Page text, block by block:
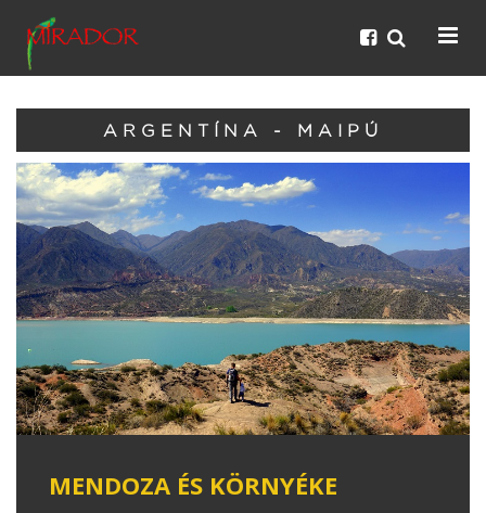
ARGENTÍNA - MAIPÚ
MENDOZA ÉS KÖRNYÉKE